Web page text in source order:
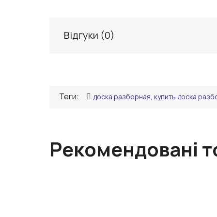
Відгуки (0)
Теги: доска разборная, купить доска
Рекомендовані